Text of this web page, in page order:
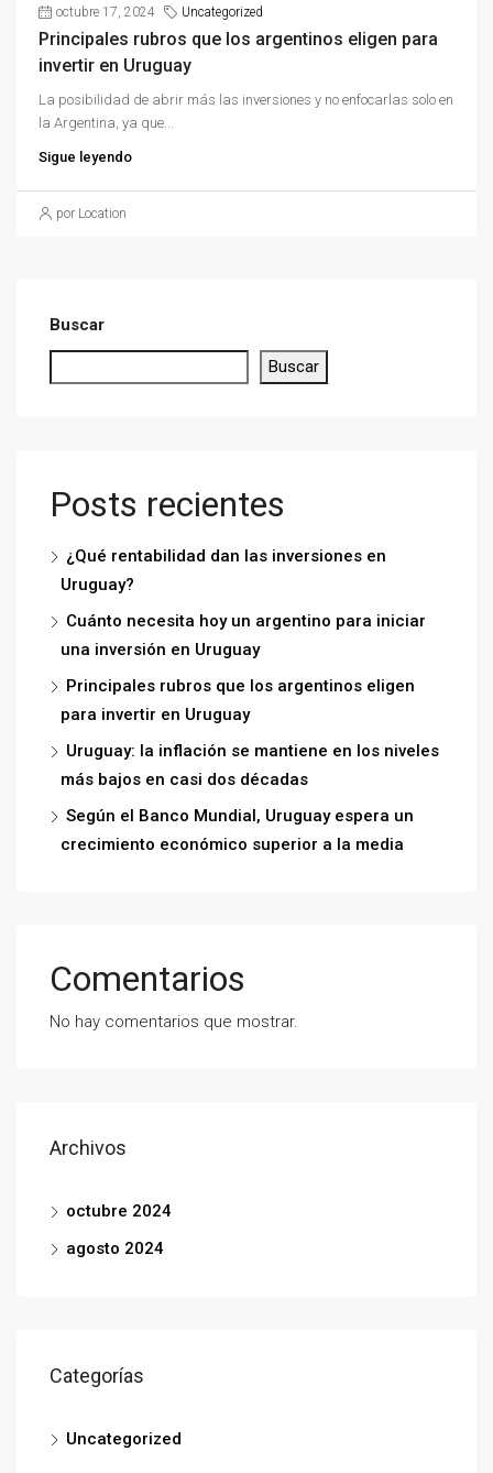
octubre 17, 2024 Uncategorized
Principales rubros que los argentinos eligen para
invertir en Uruguay
La posibilidad de abrir más las inversiones y no enfocarlas solo en
la Argentina, ya que...
Sigue leyendo
por Location
Buscar
Buscar
Posts recientes
¿Qué rentabilidad dan las inversiones en
Uruguay?
Cuánto necesita hoy un argentino para iniciar
una inversión en Uruguay
Principales rubros que los argentinos eligen
para invertir en Uruguay
Uruguay: la inflación se mantiene en los niveles
más bajos en casi dos décadas
Según el Banco Mundial, Uruguay espera un
crecimiento económico superior a la media
Comentarios
No hay comentarios que mostrar.
Archivos
octubre 2024
agosto 2024
Categorías
Uncategorized